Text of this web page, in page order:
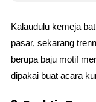
Kalaudulu kemeja
pasar, sekarang
berupa baju motif
dipakai buat acara